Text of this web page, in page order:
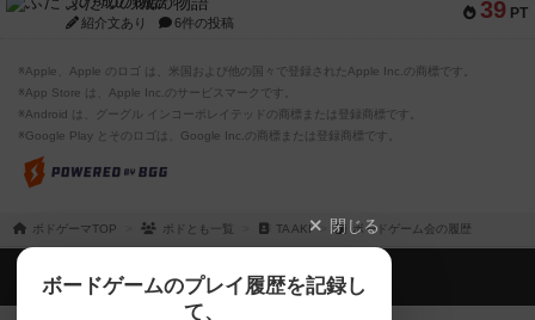
39 PT
紹介文あり 6件の投稿
※Apple、Apple のロゴ は、米国および他の国々で登録されたApple Inc.の商標です。
※App Store は、Apple Inc.のサービスマークです。
※Android は、グーグル インコーポレイテッドの商標または登録商標です。
※Google Play とそのロゴは、Google Inc.の商標または登録商標です。
ボドゲーマTOP ボドとも一覧 TA AKI ボードゲーム会の履歴
閉じる
ボードゲームのプレイ履歴を記録し
て、
ボドゲーマTOP